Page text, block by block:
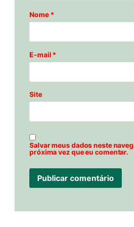
Nome *
E-mail *
Site
Salvar meus dados neste
próxima vez que eu comentar.